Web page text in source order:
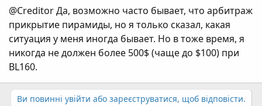
@CreditorДа, возможно часто бывает, что арбитраж
прикрытие пирамиды, но я только сказал, какая
ситуация у меня иногда бывает. Но в тоже время, я
никогда не должен более 500$ (чаще до $100) при
BL160.
Ви повинні увійти або зареєструватися, щоб відповісти.